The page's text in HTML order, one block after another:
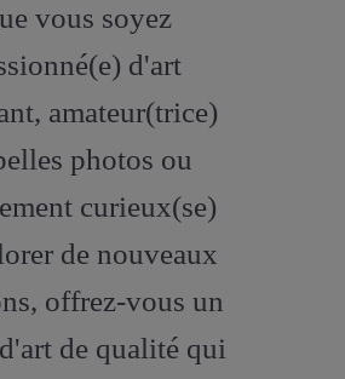
artstation
vous soyez
d'art
amateur(trice)
photos ou
curieux(se)
de nouveaux
offrez-vous un
de qualité qui